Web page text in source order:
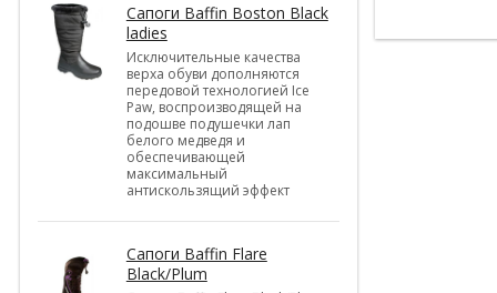
Cапоги Baffin Boston Black
ladies
Исключительные качества
верха обуви дополняются
передовой технологией Ice
Paw, воспроизводящей на
подошве подушечки лап
белого медведя и
обеспечивающей
максимальный
антискользящий эффект
Cапоги Baffin Flare
Black/Plum